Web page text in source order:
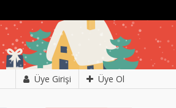
Üye Girişi Üye Ol